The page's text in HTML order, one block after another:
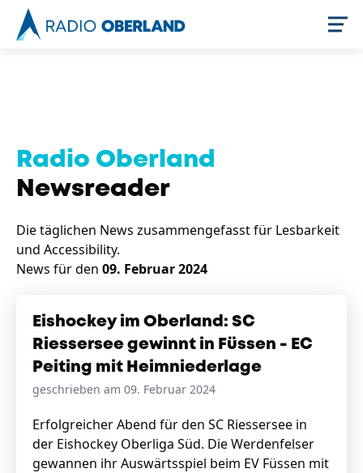
Newsreader
Stellenangebote
Unternehmen
Das geheime Geräusch
Radio Oberland
Newsreader
Die täglichen News zusammengefasst für Lesbarkeit
und Accessibility.
News für den 09. Februar 2024
Eishockey im Oberland: SC
Riessersee gewinnt in Füssen - EC
Peiting mit Heimniederlage
geschrieben am 09. Februar 2024
Erfolgreicher Abend für den SC Riessersee in
der Eishockey Oberliga Süd. Die Werdenfelser
gewannen ihr Auswärtsspiel beim EV Füssen mit